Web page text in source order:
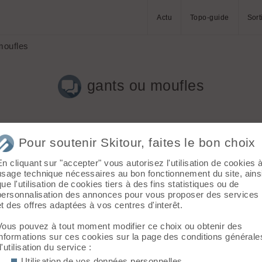
Actu Topo-guide
gants ou moufles
plus que mes dynafit qui peuvent être juste dans certains
chaud aussi. Certains d'entre-vous en utilise ? Merci
en plus quand froid ou descente. 😉
Pour soutenir Skitour, faites le bon choix
cliquant sur "accepter" vous autorisez l'utilisation de cookies à
technique nécessaires au bon fonctionnement du site,
l'utilisation de cookies tiers à des fins statistiques ou de
des annonces pour vous proposer des services
des offres adaptées à vos centres d'interêt.
pouvez à tout moment modifier ce choix ou obtenir des
sur ces cookies sur la page des conditions
du service :